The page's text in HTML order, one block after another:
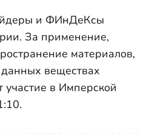
и ФИнДеКсы
За применение,
материалов,
веществах
в Имперской